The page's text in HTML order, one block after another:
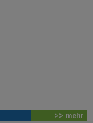
>> mehr